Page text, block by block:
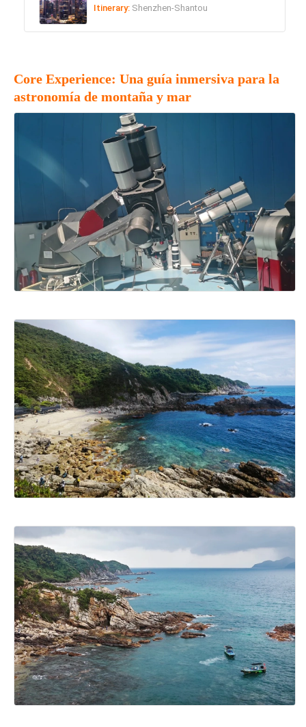
Itinerary: Shenzhen-Shantou
Core Experience: Una guía inmersiva para la
astronomía de montaña y mar